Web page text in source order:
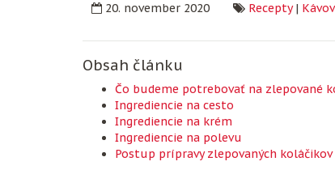
20. november 2020 Recepty|
Obsah článku
Čo budeme potrebovať na zlepované
Ingrediencie na cesto
Ingrediencie na krém
Ingrediencie na polevu
Postup prípravy zlepovaných